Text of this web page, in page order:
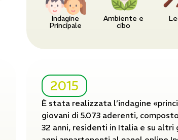
Indagine
Principale
Ambiente e
cibo
2015
È stata realizzata l’indagine
giovani di 5.073 aderenti,
32 anni, residenti in Italia e su altri